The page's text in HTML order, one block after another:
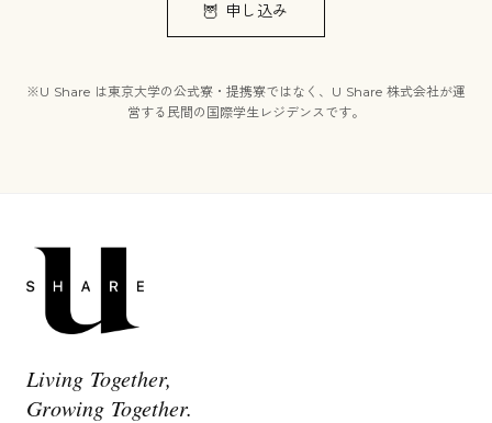
🦉 申し込み
※U Share は東京大学の公式寮・提携寮ではなく、U Share 株式会社が運
営する民間の国際学生レジデンスです。
Living Together,
Growing Together.